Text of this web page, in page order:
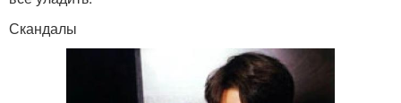
Скандалы